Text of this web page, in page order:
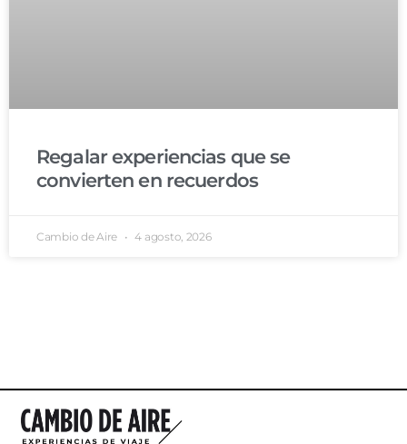
Regalar experiencias que se
convierten en recuerdos
Cambio de Aire 4 agosto, 2026